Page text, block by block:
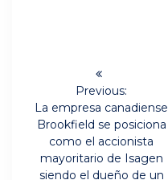
entradas
Previous:
Previous
post:
La empresa canadiense
Brookfield se posiciona
como el accionista
mayoritario de Isagen
siendo el dueño de un